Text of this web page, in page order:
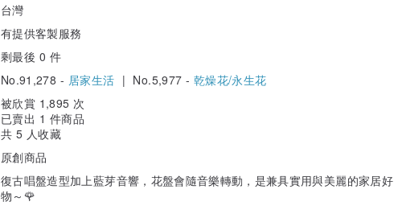
台灣
有提供客製服務
剩最後 0 件
No.91,278 - 居家生活 | No.5,977 -乾燥花/永生花
被欣賞 1,895 次
已賣出 1 件商品
共 5 人收藏
原創商品
復古唱盤造型加上藍芽音響，花盤會隨音樂轉動，是兼具實用與美麗的家居好
物～🌹